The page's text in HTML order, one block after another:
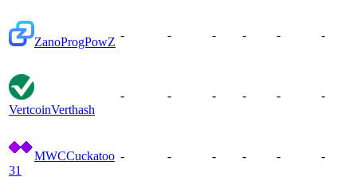
ZanoProgPowZ
- - - - - -
VertcoinVerthash
- - - - - -
MWCCuckatoo
31
- - - - - -